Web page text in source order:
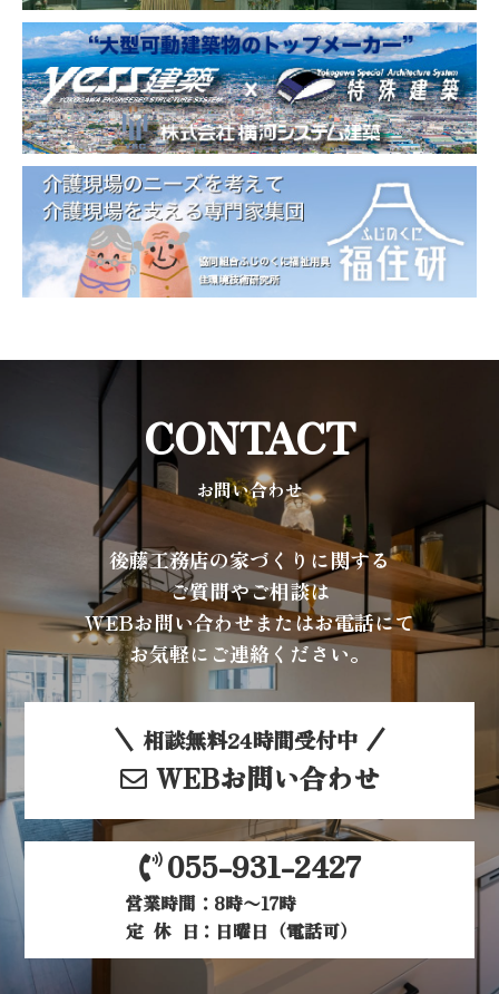
CONTACT
お問い合わせ
後藤工務店の家づくりに関する
ご質問やご相談は
WEBお問い合わせまたはお電話にて
お気軽にご連絡ください。
相談無料24時間受付中
WEBお問い合わせ
055-931-2427
営業時間：8時〜17時
定休日：日曜日（電話可）